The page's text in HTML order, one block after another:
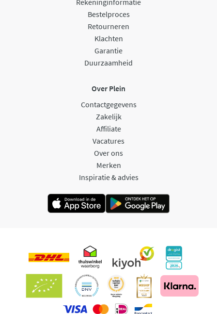
Rekeninginformatie
Bestelproces
Retourneren
Klachten
Garantie
Duurzaamheid
Over Plein
Contactgegevens
Zakelijk
Affiliate
Vacatures
Over ons
Merken
Inspiratie & advies